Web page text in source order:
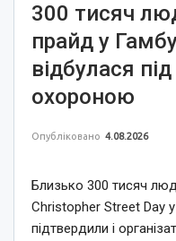
300 тисяч
прайд у
відбулася
охороною
Опубліковано 4.08.2026
Близько 300 тисяч
Christopher Street Day
підтвердили і